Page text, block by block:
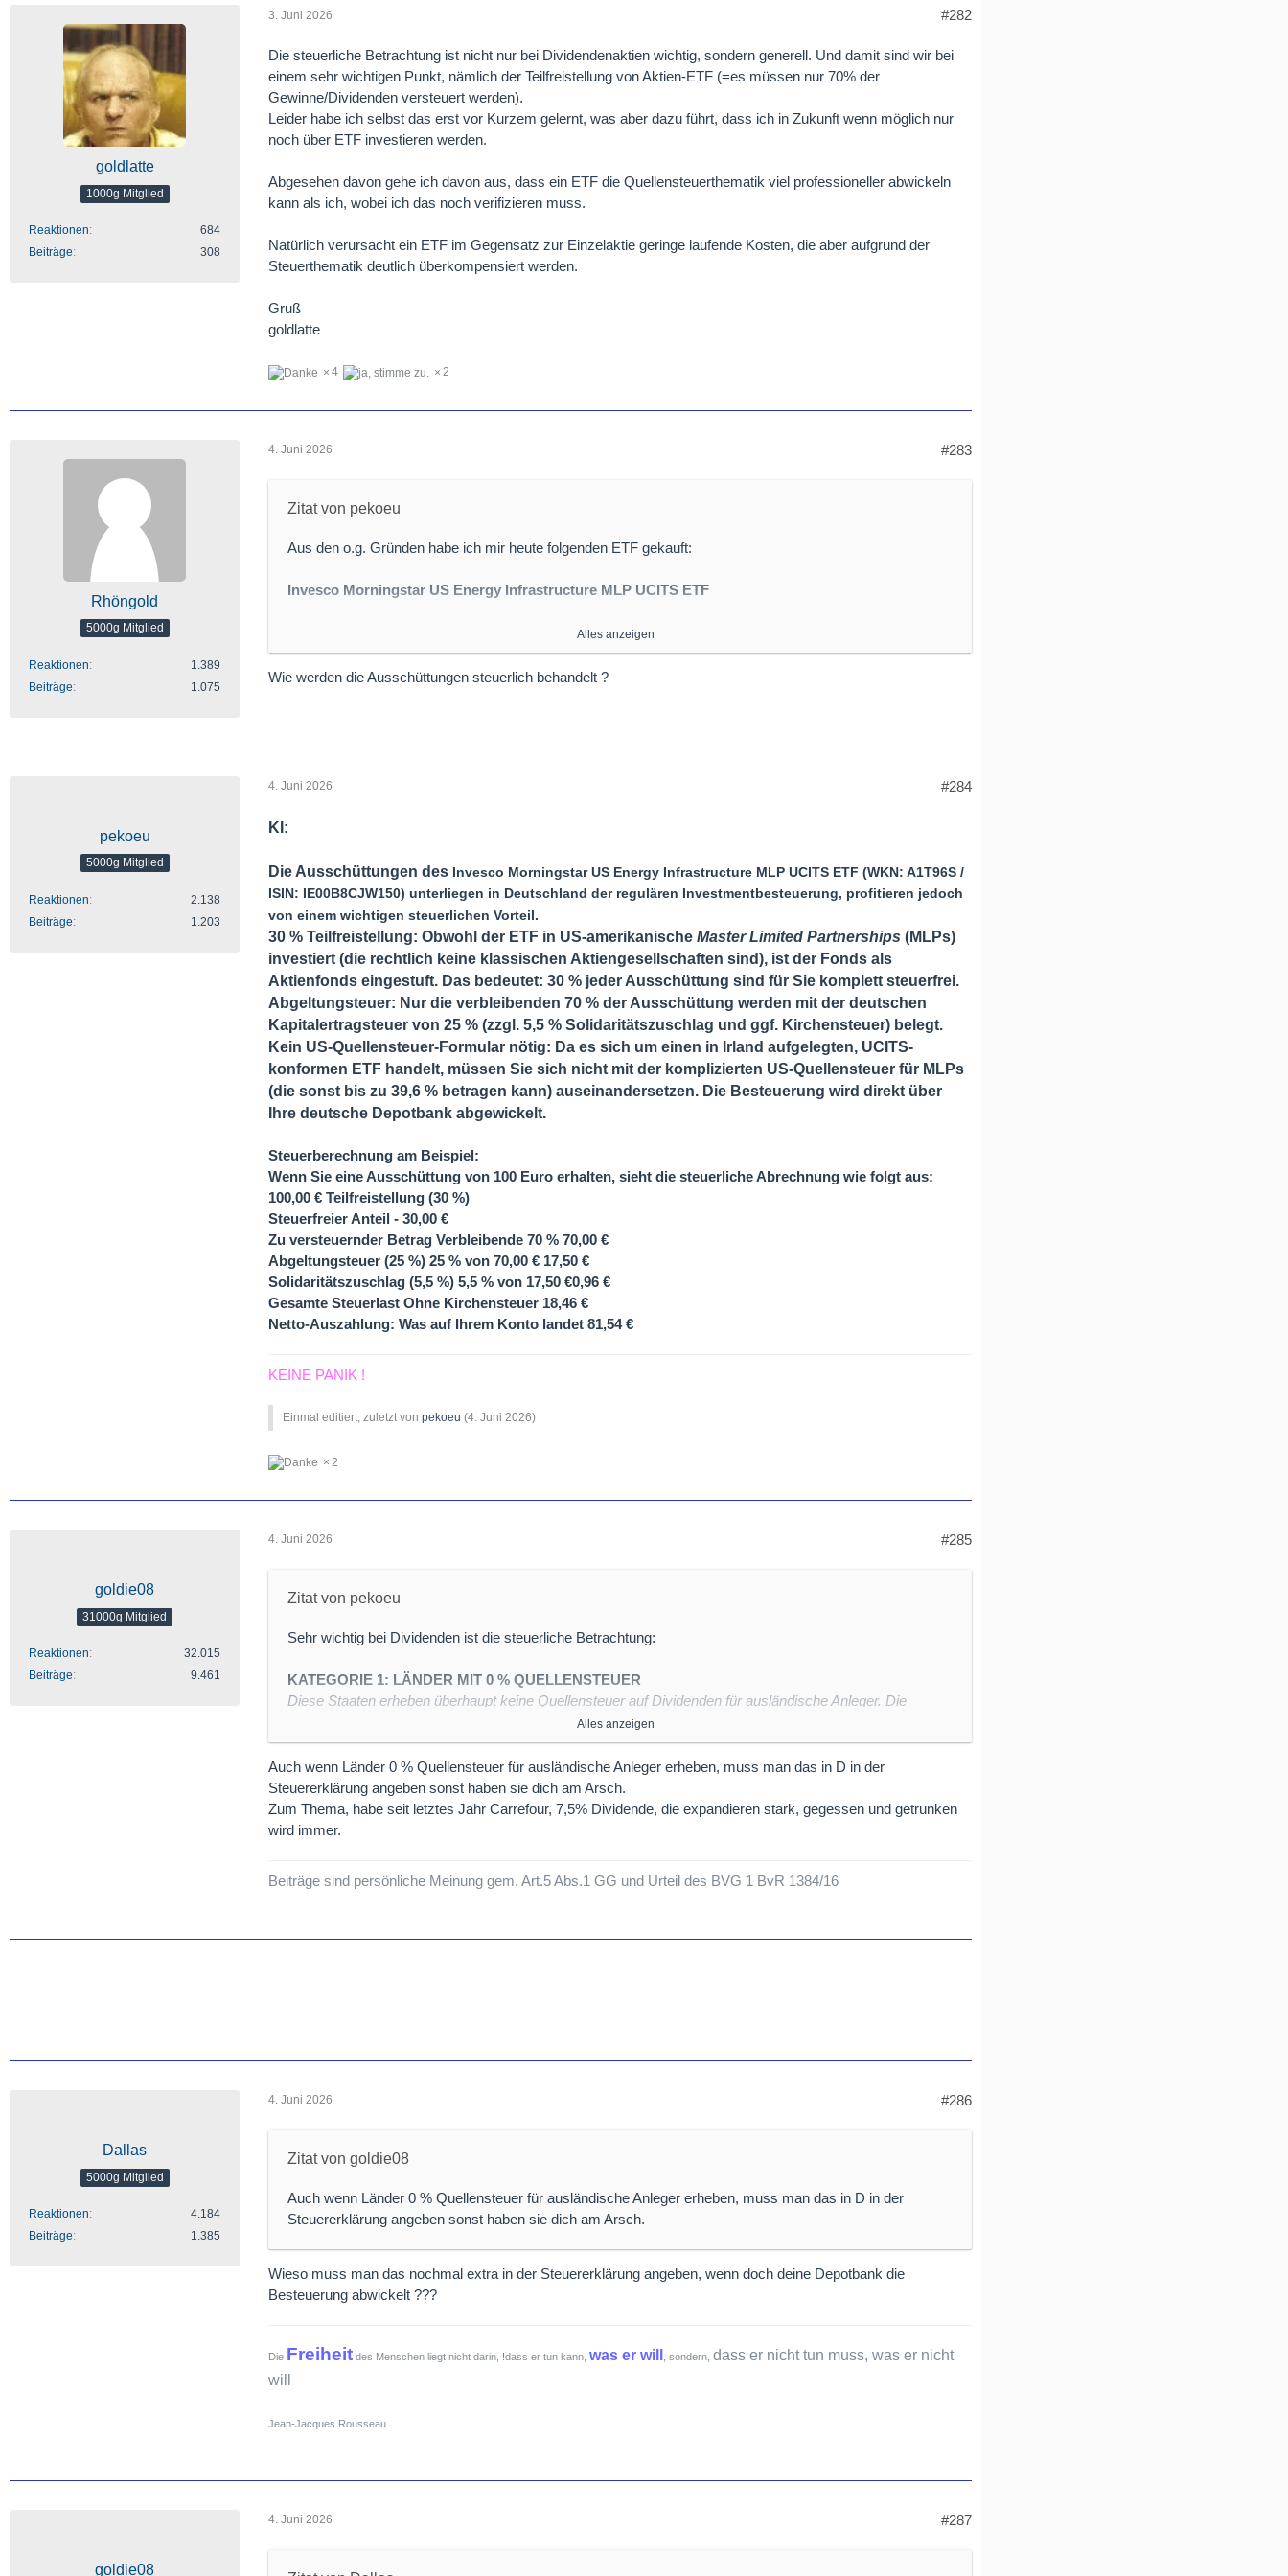
goldlatte
1000g Mitglied
Reaktionen
684
Beiträge
308
3. Juni 2026 #282
Die steuerliche Betrachtung ist nicht nur bei Dividendenaktien wichtig, sondern generell. Und damit sind wir bei
einem sehr wichtigen Punkt, nämlich der Teilfreistellung von Aktien-ETF (=es müssen nur 70% der
Gewinne/Dividenden versteuert werden).
Leider habe ich selbst das erst vor Kurzem gelernt, was aber dazu führt, dass ich in Zukunft wenn möglich nur
noch über ETF investieren werden.
Abgesehen davon gehe ich davon aus, dass ein ETF die Quellensteuerthematik viel professioneller abwickeln
kann als ich, wobei ich das noch verifizieren muss.
Natürlich verursacht ein ETF im Gegensatz zur Einzelaktie geringe laufende Kosten, die aber aufgrund der
Steuerthematik deutlich überkompensiert werden.
Gruß
goldlatte
4 2
Rhöngold
5000g Mitglied
Reaktionen
1.389
Beiträge
1.075
4. Juni 2026 #283
Zitat von pekoeu
Aus den o.g. Gründen habe ich mir heute folgenden ETF gekauft:
Invesco Morningstar US Energy Infrastructure MLP UCITS ETF
ISIN IE00B8CJW150
Dividendenrendite (FWD)7,55 %, vierteljährlich
Leider wird es uns erschwert, direkt in MLPs zu inverstieren. Hier hilft dann dieser ETF weiter.
Alles anzeigen
Wie werden die Ausschüttungen steuerlich behandelt ?
pekoeu
5000g Mitglied
Reaktionen
2.138
Beiträge
1.203
4. Juni 2026 #284
KI:
Die Ausschüttungen des Invesco Morningstar US Energy Infrastructure MLP UCITS ETF (WKN: A1T96S /
ISIN: IE00B8CJW150) unterliegen in Deutschland der regulären Investmentbesteuerung, profitieren jedoch
von einem wichtigen steuerlichen Vorteil.
30 % Teilfreistellung: Obwohl der ETF in US-amerikanische Master Limited Partnerships (MLPs)
investiert (die rechtlich keine klassischen Aktiengesellschaften sind), ist der Fonds als
Aktienfonds eingestuft. Das bedeutet: 30 % jeder Ausschüttung sind für Sie komplett steuerfrei.
Abgeltungsteuer: Nur die verbleibenden 70 % der Ausschüttung werden mit der deutschen
Kapitalertragsteuer von 25 % (zzgl. 5,5 % Solidaritätszuschlag und ggf. Kirchensteuer) belegt.
Kein US-Quellensteuer-Formular nötig: Da es sich um einen in Irland aufgelegten, UCITS-
konformen ETF handelt, müssen Sie sich nicht mit der komplizierten US-Quellensteuer für MLPs
(die sonst bis zu 39,6 % betragen kann) auseinandersetzen. Die Besteuerung wird direkt über
Ihre deutsche Depotbank abgewickelt.
Steuerberechnung am Beispiel:
Wenn Sie eine Ausschüttung von 100 Euro erhalten, sieht die steuerliche Abrechnung wie folgt aus:
100,00 € Teilfreistellung (30 %)
Steuerfreier Anteil - 30,00 €
Zu versteuernder Betrag Verbleibende 70 % 70,00 €
Abgeltungsteuer (25 %) 25 % von 70,00 € 17,50 €
Solidaritätszuschlag (5,5 %) 5,5 % von 17,50 €0,96 €
Gesamte Steuerlast Ohne Kirchensteuer 18,46 €
Netto-Auszahlung: Was auf Ihrem Konto landet 81,54 €
KEINE PANIK !
Einmal editiert, zuletzt von pekoeu (4. Juni 2026)
2
goldie08
31000g Mitglied
Reaktionen
32.015
Beiträge
9.461
4. Juni 2026 #285
Zitat von pekoeu
Sehr wichtig bei Dividenden ist die steuerliche Betrachtung:
KATEGORIE 1: LÄNDER MIT 0 % QUELLENSTEUER
Diese Staaten erheben überhaupt keine Quellensteuer auf Dividenden für ausländische Anleger. Die
Bruttodividende geht ohne Abzug im Heimatland an Ihr deutsches Depot.
Singapur(Beispiele: DBS Bank, Singapore Telecommunications)
Hongkong(Hinweis: Gilt nur für Firmen mit Sitz in HK, nicht für Festland-China)
Brasilien
Diese Staaten behalten 15 % Quellensteuer ein. Da dies exakt der Höchstgrenze des
jeder Broker automatisch).
Finnland(Beispiele: Nordea, Neste, Sampo)
Südafrika
⚠️WARNHINWEIS: HIER DROHT BÜROKRATIE (ZUM VERGLEICH)
Bei diesen Ländern behält der Heimatstaat mehr als 15 % ein. Die deutsche Bank verrechnet nur 15 %.
Den Rest müssen Sie sich mühsam per Post-Formular im Ausland zurückholen:
Schweiz: 35 % Quellensteuer (20 % müssen aufwendig zurückgefordert werden)
Frankreich / Spanien / Österreich / Italien: Hohe Steuersätze, Rückforderung oft langwierig und
Dies wird leider bei den "Empfehlungen" der Börsenzeitungen und -Briefe nicht erwähnt, dass viel Geld in
Dividendenaktien auch immer eine steuerliche Betrachtung wünschen.
Alles anzeigen
Auch wenn Länder 0 % Quellensteuer für ausländische Anleger erheben, muss man das in D in der
Steuererklärung angeben sonst haben sie dich am Arsch.
Zum Thema, habe seit letztes Jahr Carrefour, 7,5% Dividende, die expandieren stark, gegessen und getrunken
wird immer.
Beiträge sind persönliche Meinung gem. Art.5 Abs.1 GG und Urteil des BVG 1 BvR 1384/16
Dallas
5000g Mitglied
Reaktionen
4.184
Beiträge
1.385
4. Juni 2026 #286
Zitat von goldie08
Auch wenn Länder 0 % Quellensteuer für ausländische Anleger erheben, muss man das in D in der
Steuererklärung angeben sonst haben sie dich am Arsch.
Wieso muss man das nochmal extra in der Steuererklärung angeben, wenn doch deine Depotbank die
Besteuerung abwickelt ???
Die Freiheit des Menschen liegt nicht darin, !dass er tun kann, was er will , sondern, dass er nicht tun muss, was er nicht
will
Jean-Jacques Rousseau
goldie08
4. Juni 2026 #287